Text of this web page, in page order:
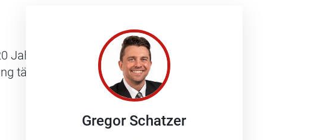
Gregor Schatzer
Jahren bin ich als Risk Management
tätig.